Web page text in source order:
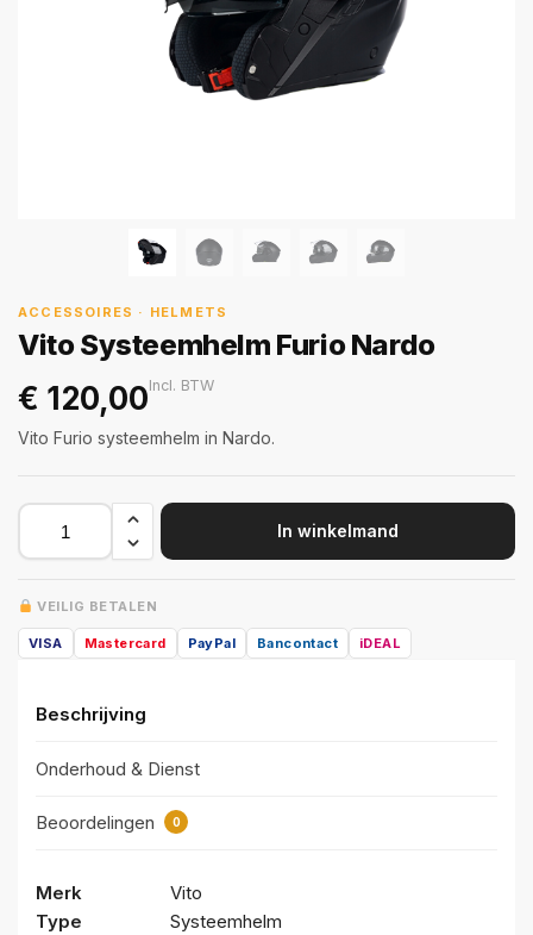
ACCESSOIRES · HELMETS
Vito Systeemhelm Furio Nardo
€ 120,00Incl. BTW
Vito Furio systeemhelm in Nardo.
In winkelmand
VEILIG BETALEN
VISA Mastercard PayPal Bancontact iDEAL
Beschrijving
Onderhoud & Dienst
Beoordelingen 0
Merk
Vito
Type
Systeemhelm